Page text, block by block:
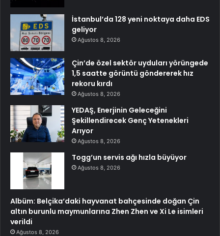
İstanbul’da 128 yeni noktaya daha EDS
geliyor
Ağustos 8, 2026
Çin’de özel sektör uyduları yörüngede
1,5 saatte görüntü göndererek hız
rekoru kırdı
Ağustos 8, 2026
YEDAŞ, Enerjinin Geleceğini
Şekillendirecek Genç Yetenekleri
Arıyor
Ağustos 8, 2026
Togg’un servis ağı hızla büyüyor
Ağustos 8, 2026
Albüm: Belçika’daki hayvanat bahçesinde doğan Çin
altın burunlu maymunlarına Zhen Zhen ve Xi Le isimleri
verildi
Ağustos 8, 2026